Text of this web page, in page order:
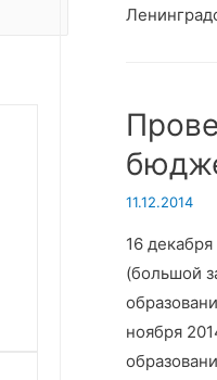
11.12.2014
16
(большой
ноября